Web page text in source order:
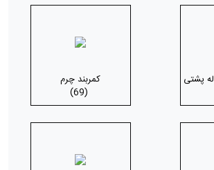
پشتی
کمربند چرم
(69)